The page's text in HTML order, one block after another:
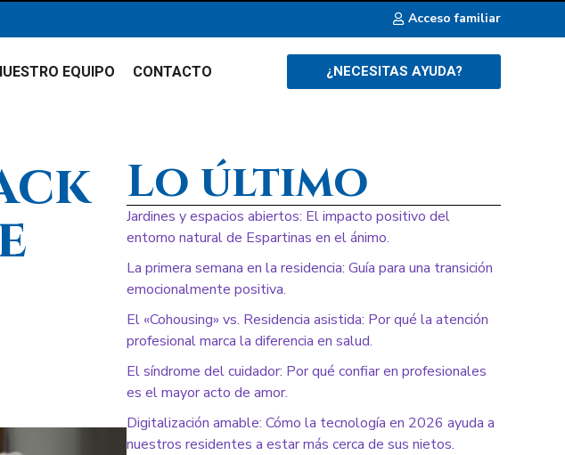
Acceso familiar
EQUIPO CONTACTO ¿NECESITAS AYUDA?
Lo último
Jardines y espacios abiertos: El impacto positivo del
entorno natural de Espartinas en el ánimo.
La primera semana en la residencia: Guía para una transición
emocionalmente positiva.
El «Cohousing» vs. Residencia asistida: Por qué la atención
profesional marca la diferencia en salud.
El síndrome del cuidador: Por qué confiar en profesionales
es el mayor acto de amor.
Digitalización amable: Cómo la tecnología en 2026 ayuda a
nuestros residentes a estar más cerca de sus nietos.